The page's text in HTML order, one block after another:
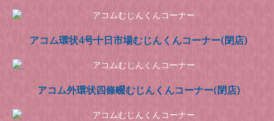
アコム環状4号十日市場むじんくんコーナー(閉店)
アコム外環状四條畷むじんくんコーナー(閉店)